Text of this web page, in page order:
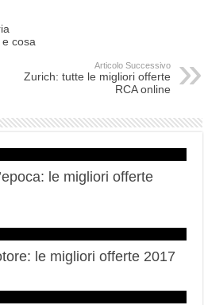
cosa
Articolo Successivo
Zurich: tutte le migliori offerte
RCA online
le migliori offerte
le migliori offerte 2017